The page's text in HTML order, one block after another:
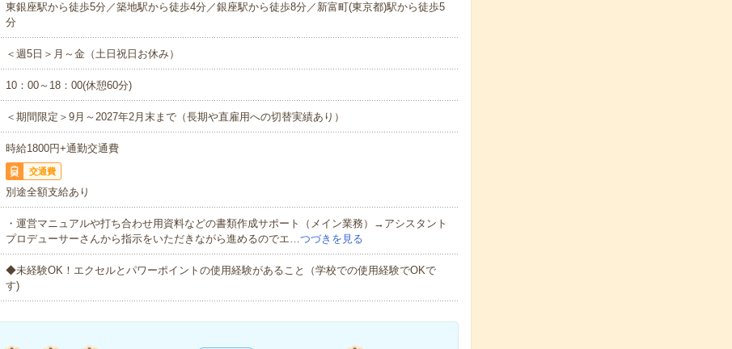
東銀座駅から徒歩5分／築地駅から徒歩4分／銀座駅から徒歩8分／新富町(東京都)駅から徒歩5
分
＜週5日＞月～金（土日祝日お休み）
10：00～18：00(休憩60分)
＜期間限定＞9月～2027年2月末まで（長期や直雇用への切替実績あり）
時給1800円+通勤交通費
交通費
別途全額支給あり
・運営マニュアルや打ち合わせ用資料などの書類作成サポート（メイン業務）→アシスタント
プロデューサーさんから指示をいただきながら進めるのでエ…つづきを見る
◆未経験OK！エクセルとパワーポイントの使用経験があること（学校での使用経験でOKで
す)